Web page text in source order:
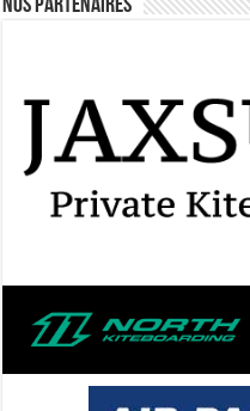
Nos Partenaires